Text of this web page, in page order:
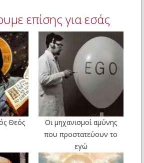
επίσης για εσάς
Θεός
Οι μηχανισμοί αμύνης
που προστατεύουν το
εγώ